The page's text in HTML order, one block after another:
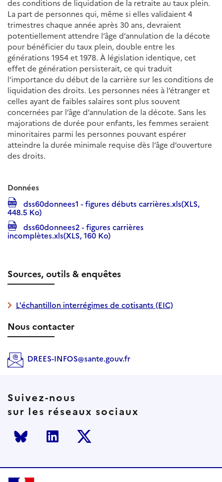
des conditions de liquidation de la retraite au taux plein.
La part de personnes qui, même si elles validaient 4
trimestres chaque année après 30 ans, devraient
potentiellement attendre l’âge d’annulation de la décote
pour bénéficier du taux plein, double entre les
générations 1954 et 1978. À législation identique, cet
effet de génération persisterait, ce qui traduit
l’importance du début de la carrière sur les conditions de
liquidation des droits. Les personnes nées à l’étranger et
celles ayant de faibles salaires sont plus souvent
concernées par l’âge d’annulation de la décote. Sans les
majorations de durée pour enfants, les femmes seraient
minoritaires parmi les personnes pouvant espérer
atteindre la durée minimale requise dès l’âge d’ouverture
des droits.
Données
dss60donnees1 - figures débuts carrières.xls(XLS,
448.5 Ko)
dss60donnees2 - figures carrières
incomplètes.xls(XLS, 160 Ko)
Sources, outils & enquêtes
L'échantillon interrégimes de cotisants (EIC)
Nous contacter
DREES-INFOS@sante.gouv.fr
Suivez-nous
sur les réseaux sociaux
Bluesky LinkedInTwitter